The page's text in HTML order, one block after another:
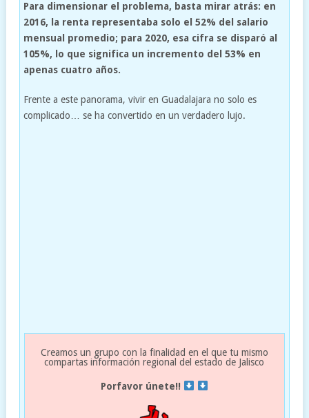
Para dimensionar el problema, basta mirar atrás: en
2016, la renta representaba solo el 52% del salario
mensual promedio; para 2020, esa cifra se disparó al
105%, lo que significa un incremento del 53% en
apenas cuatro años.
Frente a este panorama, vivir en Guadalajara no solo es
complicado… se ha convertido en un verdadero lujo.
Creamos un grupo con la finalidad en el que tu mismo
compartas información regional del estado de Jalisco
Porfavor únete!!